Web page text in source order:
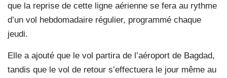
que la reprise de cette ligne aérienne se fera au rythme
d’un vol hebdomadaire régulier, programmé chaque
jeudi.
Elle a ajouté que le vol partira de l’aéroport de Bagdad,
tandis que le vol de retour s’effectuera le jour même au